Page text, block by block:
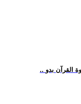
القرآن بدو